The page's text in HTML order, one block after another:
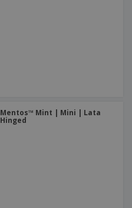
Mentos™ Mint | Mini | Lata
Hinged